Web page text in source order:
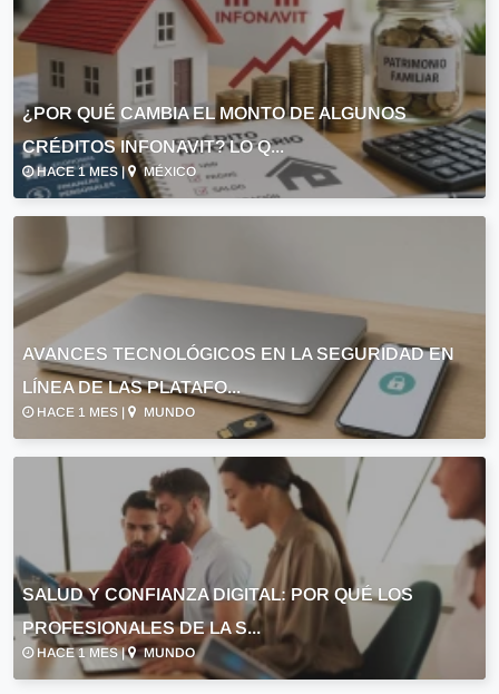
¿POR QUÉ CAMBIA EL MONTO DE ALGUNOS
CRÉDITOS INFONAVIT? LO Q...
HACE 1 MES | MÉXICO
AVANCES TECNOLÓGICOS EN LA SEGURIDAD EN
LÍNEA DE LAS PLATAFO...
HACE 1 MES | MUNDO
SALUD Y CONFIANZA DIGITAL: POR QUÉ LOS
PROFESIONALES DE LA S...
HACE 1 MES | MUNDO